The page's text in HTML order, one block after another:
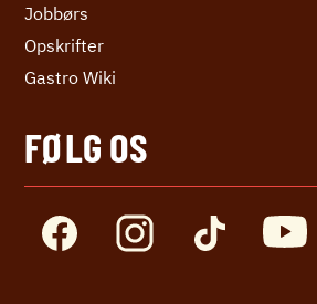
Jobbørs
Opskrifter
Gastro Wiki
FØLG OS